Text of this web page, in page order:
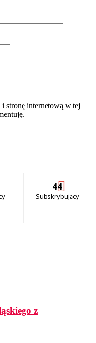
stronę internetową w tej
44
Subskrybujący
z